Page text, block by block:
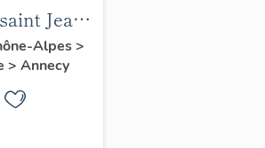
Jean-
Saint-
à
Alpes>
> Annecy